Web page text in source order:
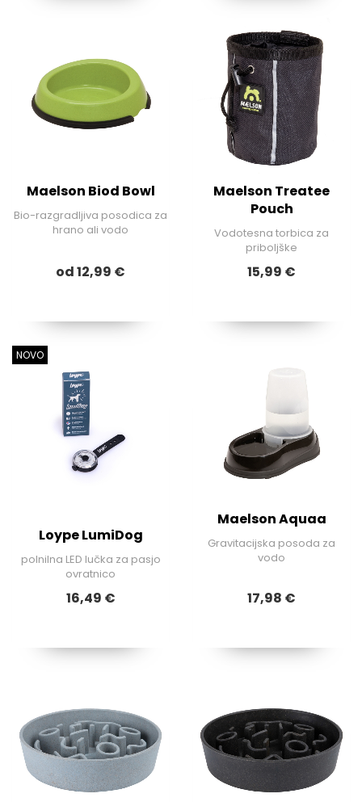
Maelson Biod Bowl
Bio-razgradljiva posodica za
hrano ali vodo
od 12,99 €
Maelson Treatee
Pouch
Vodotesna torbica za
priboljške
15,99 €
NOVO
Loype LumiDog
polnilna LED lučka za pasjo
ovratnico
16,49 €
Maelson Aquaa
Gravitacijska posoda za
vodo
17,98 €